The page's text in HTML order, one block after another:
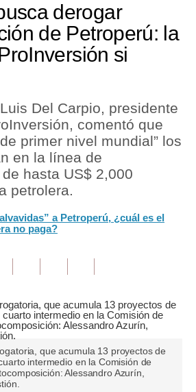
derogar
de Petroperú: la
si
Del Carpio, presidente
comentó que
primer nivel mundial” los
en la línea de
hasta US$ 2,000
petrolera.
a Petroperú, ¿cuál es el
no paga?
que acumula 13 proyectos de
intermedio en la Comisión de
Alessandro Azurín,